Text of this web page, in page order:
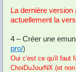
La dernière
actuellement la
4 – Créer une
pro/)
Oui c'est ce qu'il faut
ChoiDuJourNX (et